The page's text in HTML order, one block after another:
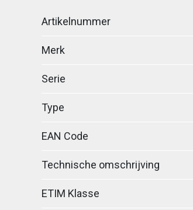
Artikelnummer
Merk
Serie
Type
EAN Code
Technische omschrijving
ETIM Klasse